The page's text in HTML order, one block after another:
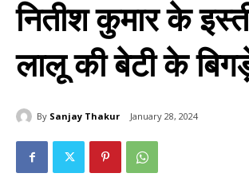
नितीश कुमार के
लालू की बेटी के
By Sanjay Thakur January 28, 2024